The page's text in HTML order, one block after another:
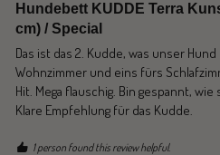
Hundebett KUDDE Terra
cm) / Special
Das ist das 2. Kudde, was unser
Wohnzimmer und eins fürs
Hit. Mega flauschig. Bin gespannt, wie
Klare Empfehlung für das Kudde.
1 person found this review helpful.